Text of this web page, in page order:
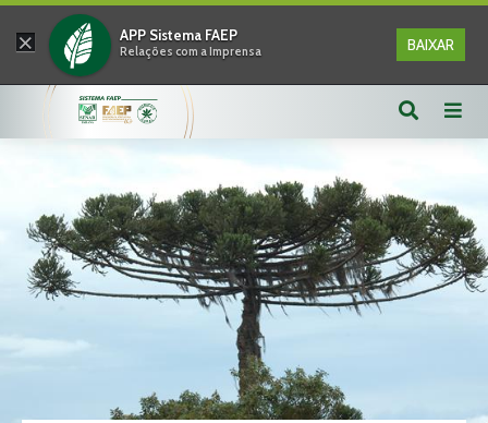
× APP Sistema FAEP
Relações com a Imprensa BAIXAR